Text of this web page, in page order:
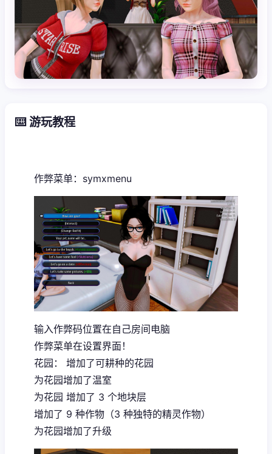
⌨️ 游玩教程
作弊菜单：symxmenu
输入作弊码位置在自己房间电脑
作弊菜单在设置界面！
花园： 增加了可耕种的花园
为花园增加了温室
为花园 增加了 3 个地块层
增加了 9 种作物（3 种独特的精灵作物）
为花园增加了升级